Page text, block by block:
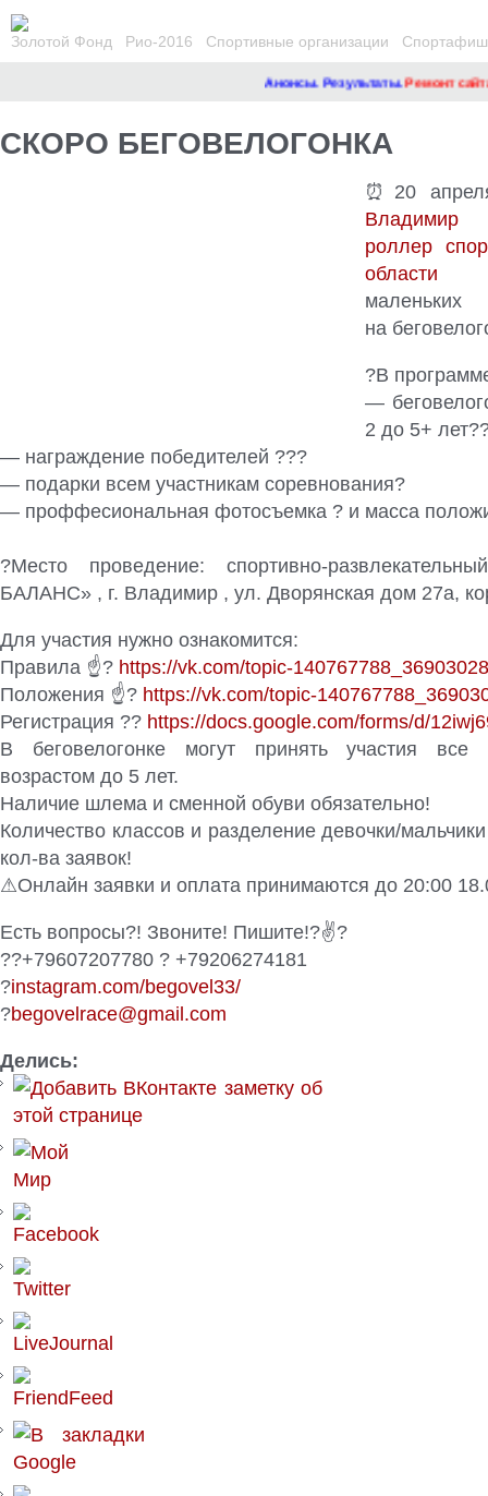
Золотой Фонд Рио-2016 Спортивные организации
Анонсы. Результаты.Ремонт сайта
СКОРО БЕГОВЕЛОГОНКА
⏰20
Владимир
роллер
области
на
?В
—
2 до 5+
— награждение победителей ???
— подарки всем участникам соревнования?
— проффесиональная фотосъемка ? и масса
?Место проведение: спортивно-
БАЛАНС» , г. Владимир , ул. Дворянская дом 27а,
Для участия нужно ознакомится:
Правила ☝? https://vk.com/topic-140767788_36903028
Положения ☝? https://vk.com/topic-
Регистрация ?? https://docs.google.com/forms/d/
В беговелогонке могут принять участия
возрастом до 5 лет.
Наличие шлема и сменной обуви обязательно!
Количество классов и разделение девочки/мальчики
кол-ва заявок!
⚠Онлайн заявки и оплата принимаются до 20:00
Есть вопросы?! Звоните! Пишите!?✌?
??+79607207780 ? +79206274181
?instagram.com/begovel33/
?begovelrace@gmail.com
Делись: